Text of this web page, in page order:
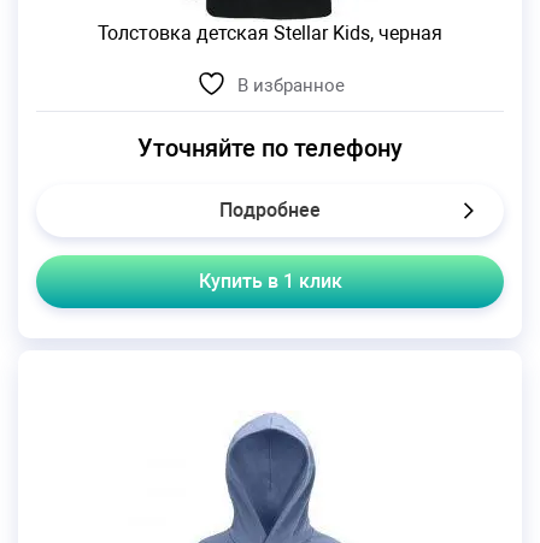
Толстовка детская Stellar Kids, черная
В избранное
Уточняйте по телефону
Подробнее
Купить в 1 клик